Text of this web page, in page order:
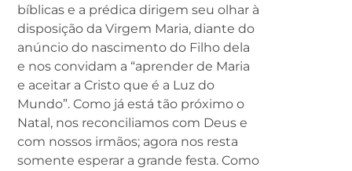
bíblicas e a prédica dirigem seu olhar à
disposição da Virgem Maria, diante do
anúncio do nascimento do Filho dela
e nos convidam a “aprender de Maria
e aceitar a Cristo que é a Luz do
Mundo”. Como já está tão próximo o
Natal, nos reconciliamos com Deus e
com nossos irmãos; agora nos resta
somente esperar a grande festa. Como